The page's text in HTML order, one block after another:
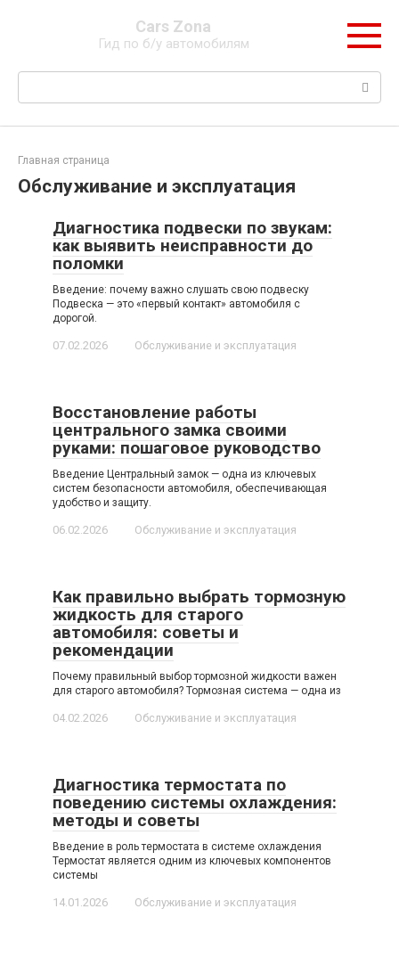
Cars Zona
Гид по б/у автомобилям
Поиск:
Главная страница
Обслуживание и эксплуатация
Диагностика подвески по звукам:
как выявить неисправности до
поломки
Введение: почему важно слушать свою подвеску
Подвеска — это «первый контакт» автомобиля с
дорогой.
07.02.2026 Обслуживание и эксплуатация
Восстановление работы
центрального замка своими
руками: пошаговое руководство
Введение Центральный замок — одна из ключевых
систем безопасности автомобиля, обеспечивающая
удобство и защиту.
06.02.2026 Обслуживание и эксплуатация
Как правильно выбрать тормозную
жидкость для старого
автомобиля: советы и
рекомендации
Почему правильный выбор тормозной жидкости важен
для старого автомобиля? Тормозная система — одна из
04.02.2026 Обслуживание и эксплуатация
Диагностика термостата по
поведению системы охлаждения:
методы и советы
Введение в роль термостата в системе охлаждения
Термостат является одним из ключевых компонентов
системы
14.01.2026 Обслуживание и эксплуатация